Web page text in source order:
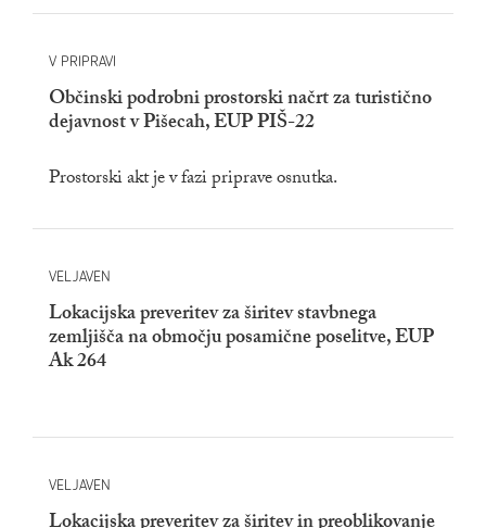
V PRIPRAVI
Občinski podrobni prostorski načrt za turistično
dejavnost v Pišecah, EUP PIŠ-22
Prostorski akt je v fazi priprave osnutka.
VELJAVEN
Lokacijska preveritev za širitev stavbnega
zemljišča na območju posamične poselitve, EUP
Ak 264
VELJAVEN